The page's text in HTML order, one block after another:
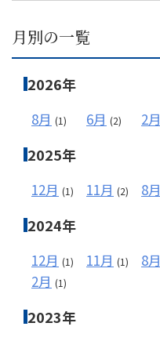
月別の一覧
2026年
8月 (1) 6月 (2) 2月
2025年
12月 (1) 11月 (2) 8月
2024年
12月 (1) 11月 (1) 8月
2月 (1)
2023年